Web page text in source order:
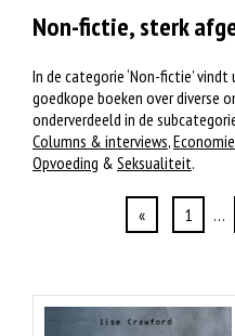
Non-fictie, sterk
In de categorie ‘Non-fictie’
goedkope boeken over diverse
onderverdeeld in de
Columns & interviews,
Opvoeding & Seksualiteit.
« 1 …